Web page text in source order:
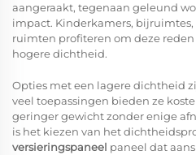
aangeraakt, tegenaan geleund
impact. Kinderkamers,
ruimten profiteren om deze
hogere dichtheid.
Opties met een lagere dichtheid
veel toepassingen bieden ze
geringer gewicht zonder enige
is het kiezen van het
versieringspaneel paneel dat